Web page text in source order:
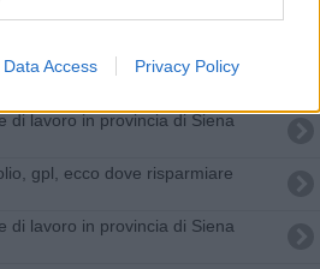
Data Access Privacy Policy
gpl, ecco dove risparmiare
di lavoro in provincia di Siena
gpl, ecco dove risparmiare
di lavoro in provincia di Siena